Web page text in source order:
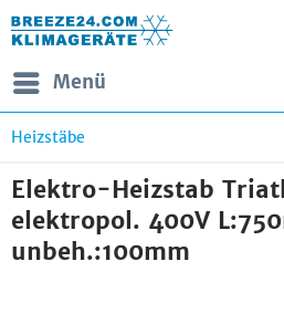
Menü
Heizstäbe
Elektro-Heizstab
elektropol. 400V
unbeh.:100mm